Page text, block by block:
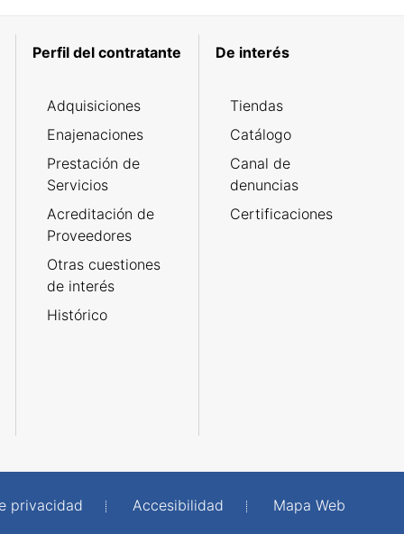
Perfil del contratante
Adquisiciones
Enajenaciones
Prestación de
Servicios
Acreditación de
Proveedores
Otras cuestiones
de interés
Histórico
De interés
Tiendas
Catálogo
Canal de
denuncias
Certificaciones
privacidad Accesibilidad
Mapa Web